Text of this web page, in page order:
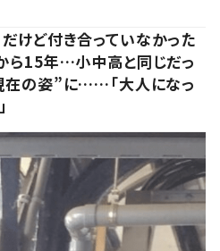
だけど付き合っていなかった
ら15年…小中高と同じだっ
在の姿”に……「大人になっ